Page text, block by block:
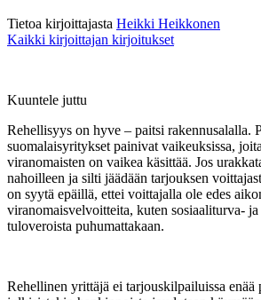
Tietoa kirjoittajasta Heikki Heikkonen
Kaikki kirjoittajan kirjoitukset
Kuuntele juttu
Rehellisyys on hyve – paitsi rakennusalalla.
suomalaisyritykset painivat vaikeuksissa,
viranomaisten on vaikea käsittää. Jos
nahoilleen ja silti jäädään tarjouksen
on syytä epäillä, ettei voittajalla ole edes
viranomaisvelvoitteita, kuten sosiaaliturva- ja
tuloveroista puhumattakaan.
Rehellinen yrittäjä ei tarjouskilpailuissa